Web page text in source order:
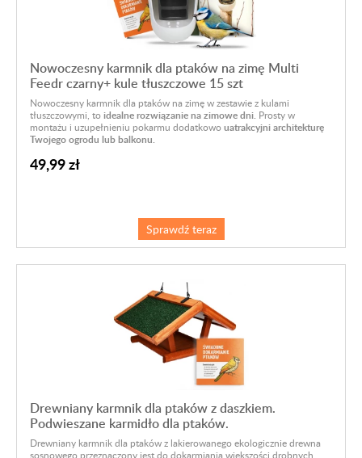
Nowoczesny karmnik dla ptaków na zimę Multi
Feedr czarny+ kule tłuszczowe 15 szt
Nowoczesny karmnik dla ptaków na zimę w zestawie z kulami
tłuszczowymi, toidealne rozwiązanie na zimowe dni. Prosty w
montażu i uzupełnieniu pokarmu dodatkowouatrakcyjni architekturę
Twojego ogrodu lub balkonu.
49,99 zł
Sprawdź teraz
Drewniany karmnik dla ptaków z daszkiem.
Podwieszane karmidło dla ptaków.
Drewniany karmnik dla ptaków z lakierowanego ekologicznie drewna
sosnowego przeznaczony jest do dokarmiania większości drobnych